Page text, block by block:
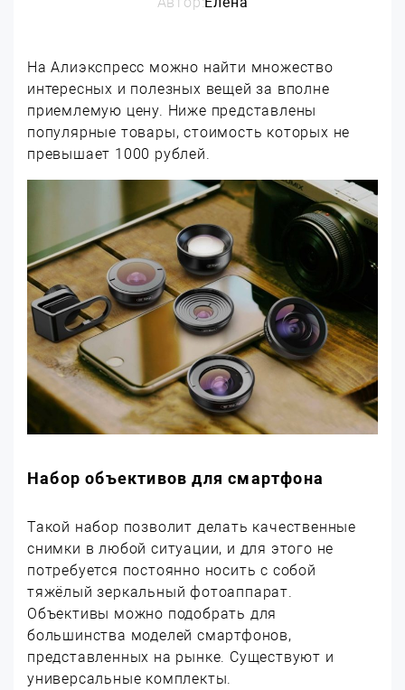
На Алиэкспресс можно найти множество
интересных и полезных вещей за вполне
приемлемую цену. Ниже представлены
популярные товары, стоимость которых не
превышает 1000 рублей.
Набор объективов для смартфона
Такой набор позволит делать качественные
снимки в любой ситуации, и для этого не
потребуется постоянно носить с собой
тяжёлый зеркальный фотоаппарат.
Объективы можно подобрать для
большинства моделей смартфонов,
представленных на рынке. Существуют и
универсальные комплекты.